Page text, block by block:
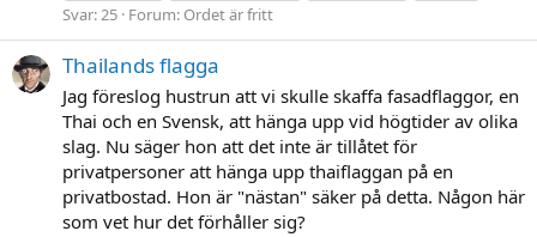
Svar: 25 Forum: Ordet är fritt
Thailands flagga
Jag föreslog hustrun att vi skulle skaffa fasadflaggor, en
Thai och en Svensk, att hänga upp vid högtider av olika
slag. Nu säger hon att det inte är tillåtet för
privatpersoner att hänga upp thaiflaggan på en
privatbostad. Hon är "nästan" säker på detta. Någon här
som vet hur det förhåller sig?